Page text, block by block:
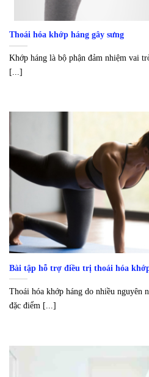
Thoái hóa khớp háng gây sưng
Khớp háng là bộ phận đảm nhiệm vai
[...]
Bài tập hỗ trợ điều trị thoái hóa
Thoái hóa khớp háng do nhiều nguyên
đặc điểm [...]